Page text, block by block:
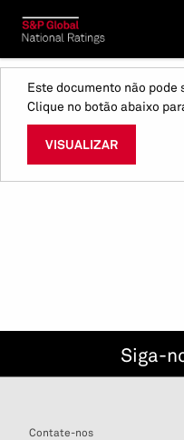
Este documento não pode
Clique no botão abaixo
VISUALIZAR
Siga-
Contate-nos